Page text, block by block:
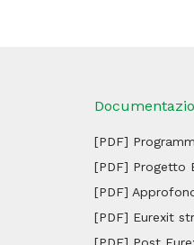
[PDF]
[PDF] Progetto
[PDF]
[PDF] Eurexit
[PDF] Post